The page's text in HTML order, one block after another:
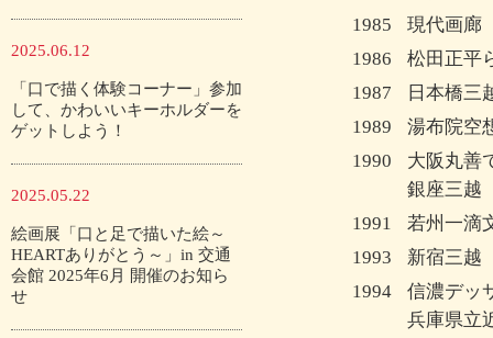
2025.06.12
「口で描く体験コーナー」参加
して、かわいいキーホルダーを
ゲットしよう！
2025.05.22
絵画展「口と足で描いた絵～
HEARTありがとう～」in 交通
会館 2025年6月 開催のお知ら
せ
1985
現代画廊
1986
松田正平
1987
日本橋三
1989
湯布院空
1990
大阪丸善
銀座三越
1991
若州一滴
1993
新宿三越
1994
信濃デッ
兵庫県立